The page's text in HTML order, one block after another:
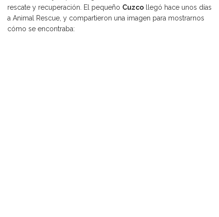
rescate y recuperación. El pequeño Cuzco llegó hace unos días
a Animal Rescue, y compartieron una imagen para mostrarnos
cómo se encontraba: